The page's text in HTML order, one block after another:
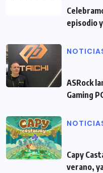
episodio
ASRock
Gaming
Capy
verano,